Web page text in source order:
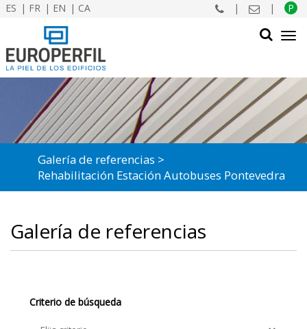
ES FR EN CA | | P
BUSCAR
Galería de referencias
Rehabilitación Estación Autobuses Pontevedra
Galería de referencias
Criterio de búsqueda